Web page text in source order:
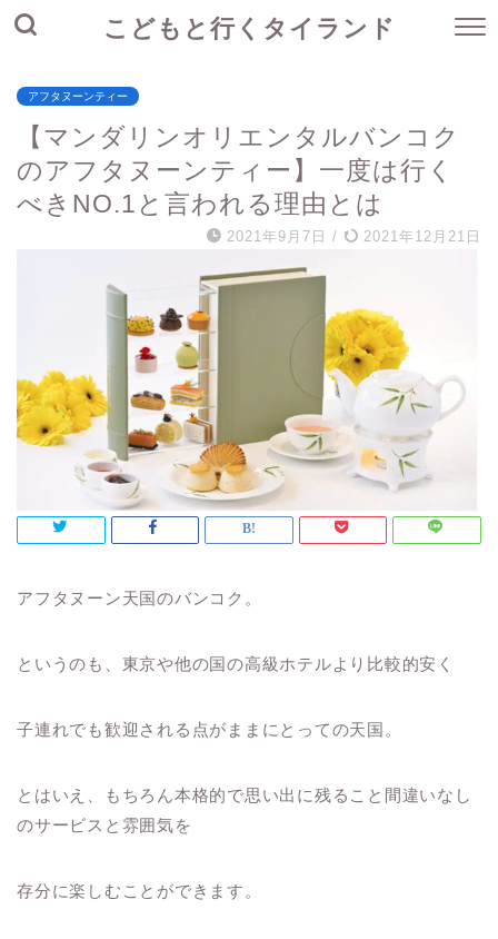
こどもと行くタイランド
アフタヌーンティー
【マンダリンオリエンタルバンコク
のアフタヌーンティー】一度は行く
べきNO.1と言われる理由とは
2021年9月7日 / 2021年12月21日
アフタヌーン天国のバンコク。
というのも、東京や他の国の高級ホテルより比較的安く
子連れでも歓迎される点がままにとっての天国。
とはいえ、もちろん本格的で思い出に残ること間違いなし
のサービスと雰囲気を
存分に楽しむことができます。